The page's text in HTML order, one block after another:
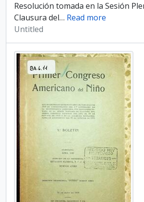
Resolución tomada en la Sesión
Clausura del… Read more
Untitled